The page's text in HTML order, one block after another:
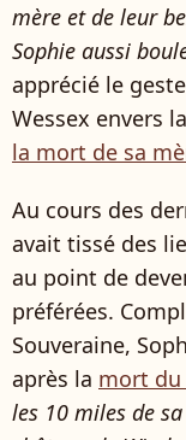
mère et de leur
Sophie aussi
apprécié le
Wessex envers
la mort de sa
Au cours des
avait tissé des
au point de
préférées.
Souveraine,
après la mort du
les 10 miles de